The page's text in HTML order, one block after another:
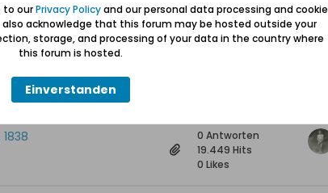
20.615 Hits
0 Likes
0 Antworten
19.449 Hits
0 Likes
to ourPrivacy Policyand our personal data processing and cookie
acknowledge that this forum may be hosted outside your
storage, and processing of your data in the country where
this forum is hosted.
Einverstanden